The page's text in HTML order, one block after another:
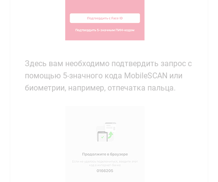
Здесь вам необходимо подтвердить запрос с
помощью 5-значного кода MobileSCAN или
биометрии, например, отпечатка пальца.